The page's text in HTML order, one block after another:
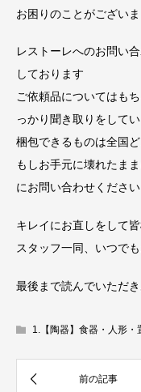
お困りのことがござい
レストーレへのお問い
しております
ご依頼品についてはも
っかり聞き取りをして
梱包できるものは全国
もしお手元に壊れたま
にお問い合わせください
キレイにお直しをして
スタッフ一同、いつで
最後まで読んでいただ
1.【陶器】食器・人形・